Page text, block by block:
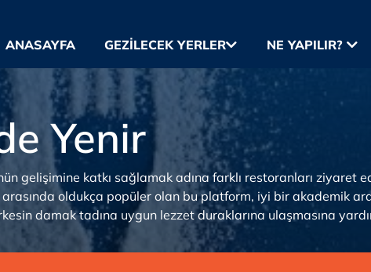
ANASAYFA GEZILECEK YERLER NE YAPILIR?
Yenir
gelişimine katkı sağlamak adına farklı restoranları ziyaret
oldukça popüler olan bu platform, iyi bir akademik
damak tadına uygun lezzet duraklarına ulaşmasına